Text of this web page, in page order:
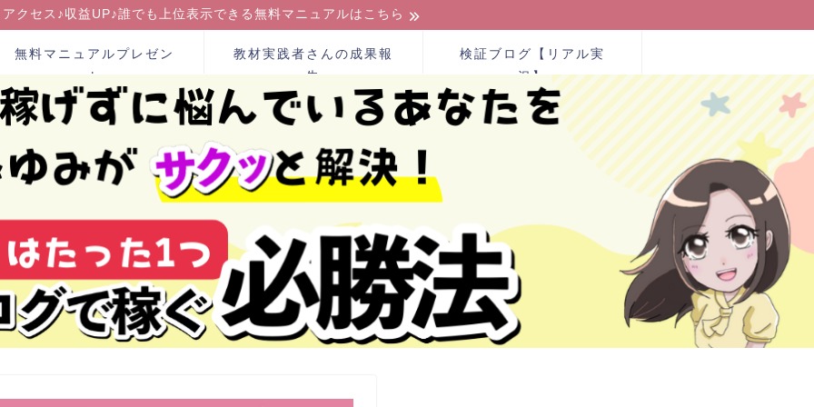
アクセス♪収益UP♪誰でも上位表示できる無料マニュアルはこちら
無料マニュアルプレゼン
ト
教材実践者さんの成果報
告
検証ブログ【リアル実
況】